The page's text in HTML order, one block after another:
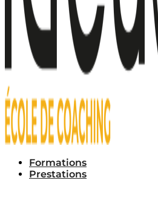
Formations
Prestations